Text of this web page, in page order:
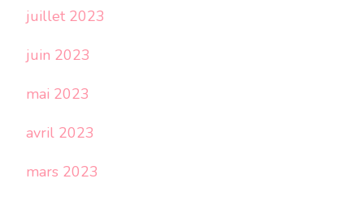
juillet 2023
juin 2023
mai 2023
avril 2023
mars 2023